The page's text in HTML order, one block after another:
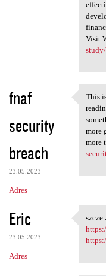
Visit
fnaf
security
breach
23.05.2023
Adres
This
This
more
more
Eric
23.05.2023
Adres
szcze
szcze